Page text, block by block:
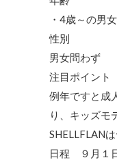
・4歳～の男
性別
男女問わず
注目ポイント
例年ですと成
り、キッズモ
SHELLFLAN
日程 ９月１